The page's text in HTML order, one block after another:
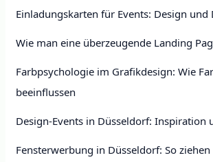
Einladungskarten für Events: Design und
Wie man eine überzeugende Landing
Farbpsychologie im Grafikdesign: Wie
beeinflussen
Design-Events in Düsseldorf: Inspiration
Fensterwerbung in Düsseldorf: So ziehen